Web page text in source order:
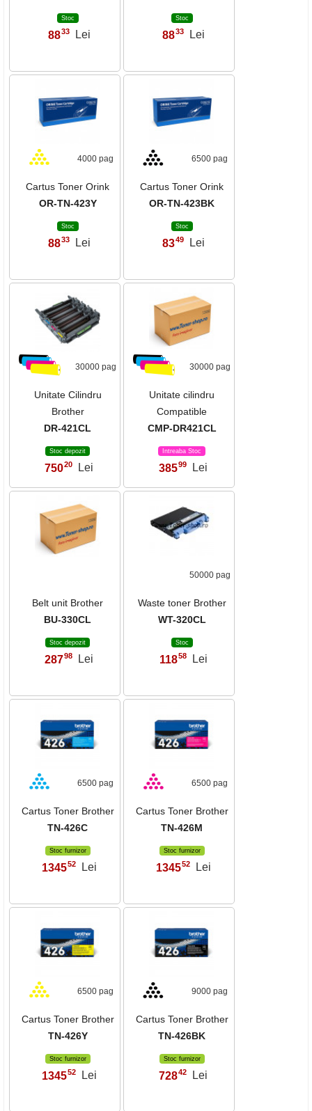
Stoc
8833 Lei
Stoc
8833 Lei
4000 pag
Cartus Toner Orink
OR-TN-423Y
Stoc
8833 Lei
6500 pag
Cartus Toner Orink
OR-TN-423BK
Stoc
8349 Lei
30000 pag
Unitate Cilindru
Brother
DR-421CL
Stoc depozit
75020 Lei
30000 pag
Unitate cilindru
Compatible
CMP-DR421CL
Intreaba Stoc
38599 Lei
Belt unit Brother
BU-330CL
Stoc depozit
28798 Lei
50000 pag
Waste toner Brother
WT-320CL
Stoc
11858 Lei
6500 pag
Cartus Toner Brother
TN-426C
Stoc furnizor
134552 Lei
6500 pag
Cartus Toner Brother
TN-426M
Stoc furnizor
134552 Lei
6500 pag
Cartus Toner Brother
TN-426Y
Stoc furnizor
134552 Lei
9000 pag
Cartus Toner Brother
TN-426BK
Stoc furnizor
72842 Lei